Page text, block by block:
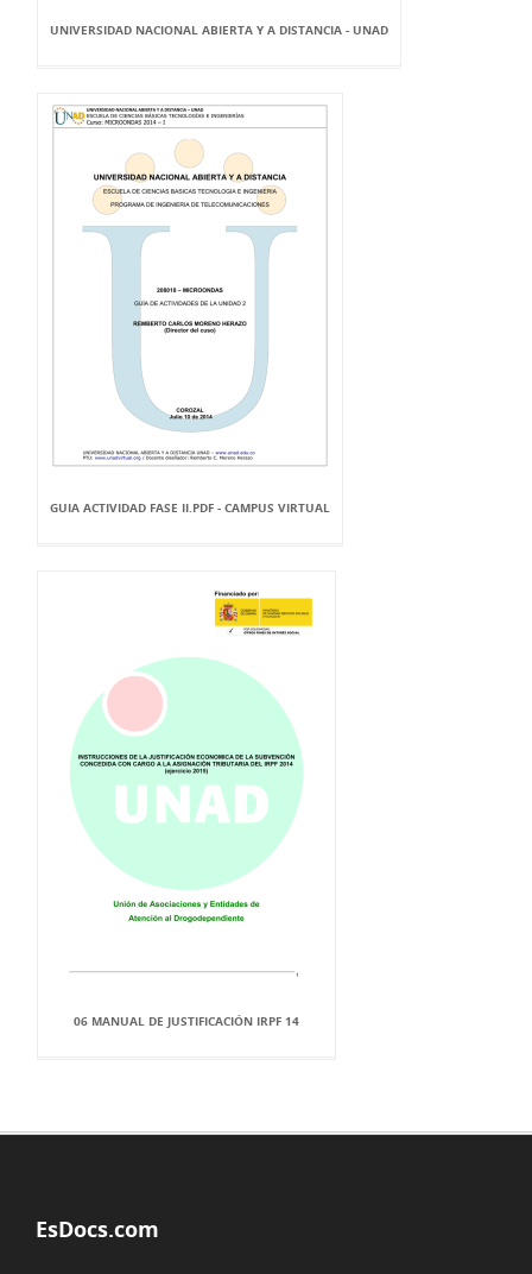
UNIVERSIDAD NACIONAL ABIERTA Y A DISTANCIA - UNAD
GUIA ACTIVIDAD FASE II.PDF - CAMPUS VIRTUAL
06 MANUAL DE JUSTIFICACIÓN IRPF 14
EsDocs.com